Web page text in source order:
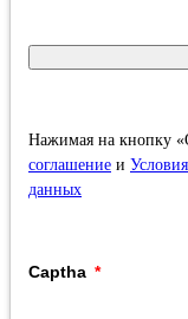
Нажимая на кнопку
соглашение и
данных
Captha